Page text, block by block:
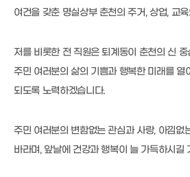
여건을 갖춘 명실상부 춘천의 주거, 상업, 교
저를 비롯한 전 직원은 퇴계동이 춘천의 신
주민 여러분의 삶의 기쁨과 행복한 미래를 열
되도록 노력하겠습니다.
주민 여러분의 변함없는 관심과 사랑, 아낌없
바라며, 앞날에 건강과 행복이 늘 가득하시길